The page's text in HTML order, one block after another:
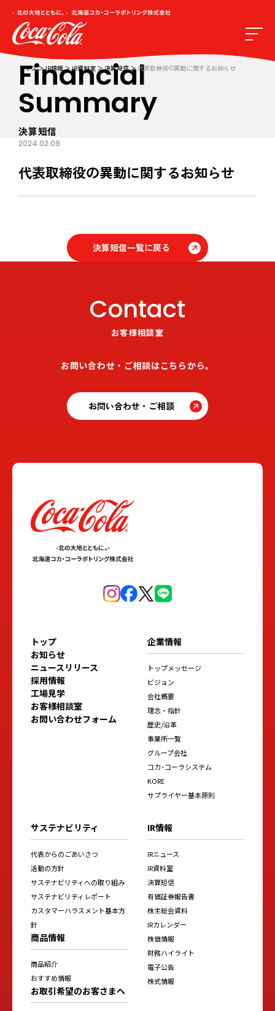
トップ IR情報 IR資料室 決算短信 代表取締役の異動に関するお知らせ
Financial
Summary
決算短信
2024.02.09
代表取締役の異動に関するお知らせ
決算短信一覧に戻る
Contact
お客様相談室
お問い合わせ・ご相談はこちらから。
お問い合わせ・ご相談
トップ
お知らせ
ニュースリリース
採用情報
工場見学
お客様相談室
お問い合わせフォーム
企業情報
トップメッセージ
ビジョン
会社概要
理念・指針
歴史/沿革
事業所一覧
グループ会社
コカ･コーラシステム
KORE
サプライヤー基本原則
サステナビリティ
代表からのごあいさつ
活動の方針
サステナビリティへの取り組み
サステナビリティレポート
カスタマーハラスメント基本方
針
商品情報
商品紹介
おすすめ情報
お取引希望のお客さまへ
IR情報
IRニュース
IR資料室
決算短信
有価証券報告書
株主総会資料
IRカレンダー
株価情報
財務ハイライト
電子公告
株式情報